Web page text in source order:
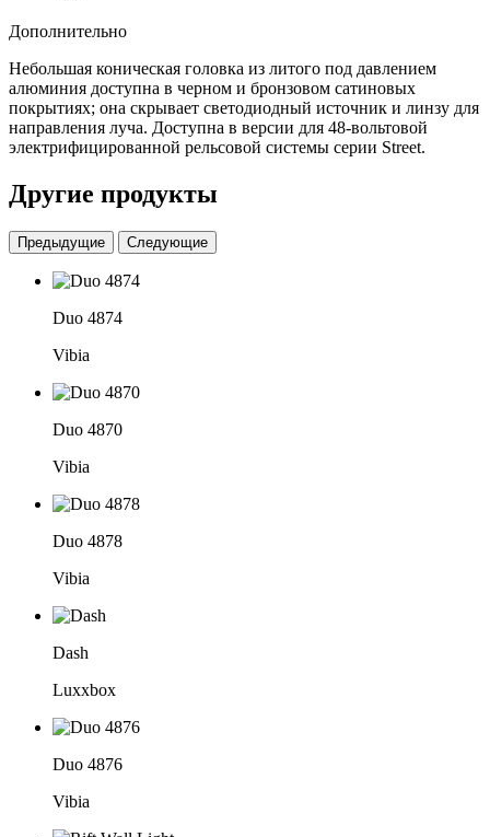
Дополнительно
Небольшая коническая головка из литого под давлением
алюминия доступна в черном и бронзовом сатиновых
покрытиях; она скрывает светодиодный источник и линзу для
направления луча. Доступна в версии для 48-вольтовой
электрифицированной рельсовой системы серии Street.
Другие продукты
Предыдущие Следующие
Duo 4874
Vibia
Duo 4870
Vibia
Duo 4878
Vibia
Dash
Luxxbox
Duo 4876
Vibia